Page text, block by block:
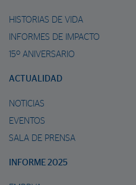
HISTORIAS DE VIDA
INFORMES DE IMPACTO
15º ANIVERSARIO
ACTUALIDAD
NOTICIAS
EVENTOS
SALA DE PRENSA
INFORME 2025